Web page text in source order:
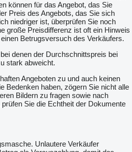
können für das Angebot, das Sie
Preis des Angebots, das Sie sich
niedriger ist, überprüfen Sie noch
große Preisdifferenz ist oft ein Hinweis
Betrugsversuch des Verkäufers.
denen der Durchschnittspreis bei
stark abweicht.
Angeboten zu und auch keinen
Bedenken haben, zögern Sie nicht alle
Bildern zu fragen sowie nach
Sie die Echtheit der Dokumente
Unlautere Verkäufer